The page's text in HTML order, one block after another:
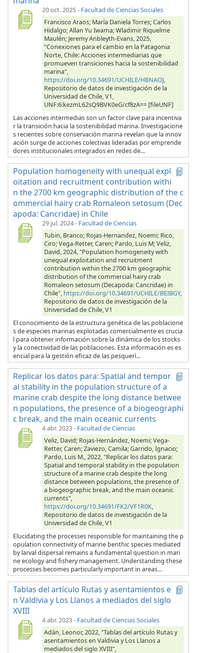
20 oct. 2025- Facultad de Ciencias Sociales
Francisco Araos; María Daniela Torres; Carlos
Hidalgo; Allan Yu Iwama; Wladimir Riquelme
Maulén; Jeremy Anbleyth-Evans, 2025,
"Conexiones para el cambio en la Patagonia
Norte, Chile: Acciones intermediarias que
promueven transiciones hacia la sostenibilidad
marina",
https://doi.org/10.34691/UCHILE/HBNAOJ,
Repositorio de datos de investigación de la
Universidad de Chile, V1,
UNF:6:kezmL62sQ9BVK0eG/cf8zA== [fileUNF]
Las acciones intermedias son un factor clave para incentiva
r la transición hacia la sostenibilidad marina. Investigacione
s recientes sobre conservación marina revelan que la innov
ación surge de acciones colectivas lideradas por emprende
dores institucionales integrados en redes de...
Population homogeneity with unequal expl
oitation and recruitment contribution withi
n the 2700 km geographic distribution of the c
ommercial hairy crab Romaleon setosum (Dec
apoda: Cancridae) in Chile
29 jul. 2024- Facultad de Ciencias
Tubin, Branco; Rojas-Hernandez, Noemi; Rico,
Ciro; Vega-Retter, Caren; Pardo, Luis M; Veliz,
David, 2024, "Population homogeneity with
unequal exploitation and recruitment
contribution within the 2700 km geographic
distribution of the commercial hairy crab
Romaleon setosum (Decapoda: Cancridae) in
Chile", https://doi.org/10.34691/UCHILE/BEIBGY,
Repositorio de datos de investigación de la
Universidad de Chile, V1
El conocimiento de la estructura genética de las poblacione
s de especies marinas explotadas comercialmente es crucia
l para obtener información sobre la dinámica de los stocks
y la conectividad de las poblaciones. Esta información es es
encial para la gestión eficaz de las pesquerí...
Replicar los datos para: Spatial and tempor
al stability in the population structure of a
marine crab despite the long distance betwee
n populations, the presence of a biogeographi
c break, and the main oceanic currents
4 abr. 2023- Facultad de Ciencias
Veliz, David; Rojas-Hernández, Noemi; Vega-
Retter, Caren; Zaviezo, Camila; Garrido, Ignacio;
Pardo, Luis M., 2022, "Replicar los datos para:
Spatial and temporal stability in the population
structure of a marine crab despite the long
distance between populations, the presence of
a biogeographic break, and the main oceanic
currents",
https://doi.org/10.34691/FK2/VF1R0K,
Repositorio de datos de investigación de la
Universidad de Chile, V1
Elucidating the processes responsible for maintaining the p
opulation connectivity of marine benthic species mediated
by larval dispersal remains a fundamental question in mari
ne ecology and fishery management. Understanding these
processes becomes particularly important in areas...
Tablas del artículo Rutas y asentamientos e
n Valdivia y Los Llanos a mediados del siglo
XVIII
4 abr. 2023- Facultad de Ciencias Sociales
Adán, Leonor, 2022, "Tablas del artículo Rutas y
asentamientos en Valdivia y Los Llanos a
mediados del siglo XVIII",